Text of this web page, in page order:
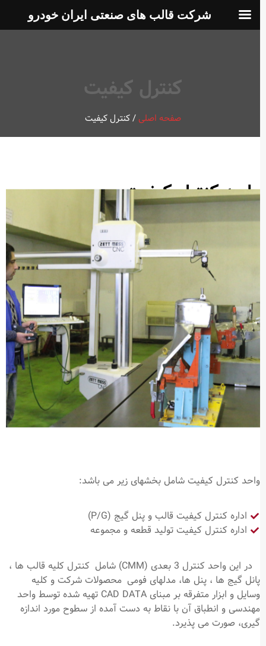
کنترل کیفیت
صفحه اصلی/کنترل کیفیت
واحد کنترل کیفیت
واحد کنترل کیفیت شامل بخشهای زیر می باشد:
اداره كنترل كیفیت قالب و پنل گیج (P/G)
اداره كنترل كیفیت تولید قطعه و مجموعه
در این واحد كنترل 3 بعدی (CMM) شامل كنترل كلیه قالب ها ،
پانل گیج ها ، پنل ها، مدلهای فومی محصولات شركت و كلیه
وسایل و ابزار متفرقه بر مبنای CAD DATA تهیه شده توسط واحد
مهندسی و انطباق آن با نقاط به دست آمده از سطوح مورد اندازه
گیری، صورت می پذیرد.
شرکت قالب های صنعتی ایران خودرو